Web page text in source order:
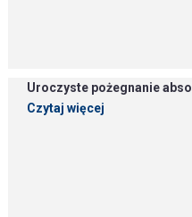
Uroczyste pożegnanie
Czytaj więcej